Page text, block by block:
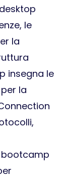
le
la
insegna le
la
bootcamp